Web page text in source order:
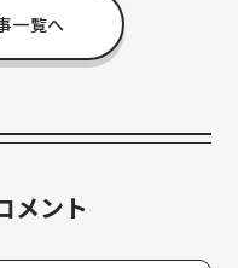
一覧へ
メント